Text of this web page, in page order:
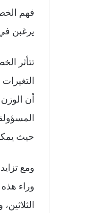
فهم
يرغبن
تتأثر
أن
حيث
ومع
وراء